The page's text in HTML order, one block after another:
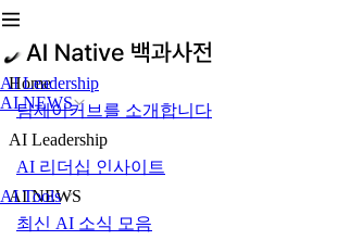
AI Leadership
AI NEWS
AI Tools
Home
팀제이커브를 소개합니다
AI Leadership
AI 리더십 인사이트
AI NEWS
최신 AI 소식 모음